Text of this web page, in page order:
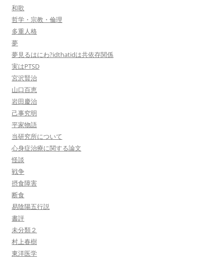
和歌
哲学・宗教・倫理
多重人格
夢
夢見るはにわ?idthatidは共依存関係
実はPTSD
宮沢賢治
山口百恵
岩田慶治
己事究明
平家物語
当研究所について
心身症治療に関する論文
怪談
戦争
摂食障害
断食
易陰陽五行説
書評
未分類２
村上春樹
東洋医学